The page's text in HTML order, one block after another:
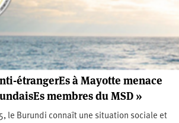
étrangerEs à Mayotte menace
membres du MSD »
le Burundi connaît une situation sociale et